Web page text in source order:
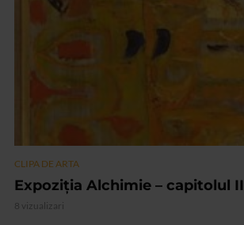
CLIPA DE ARTA
Expoziția Alchimie – capitolul II
8 vizualizari